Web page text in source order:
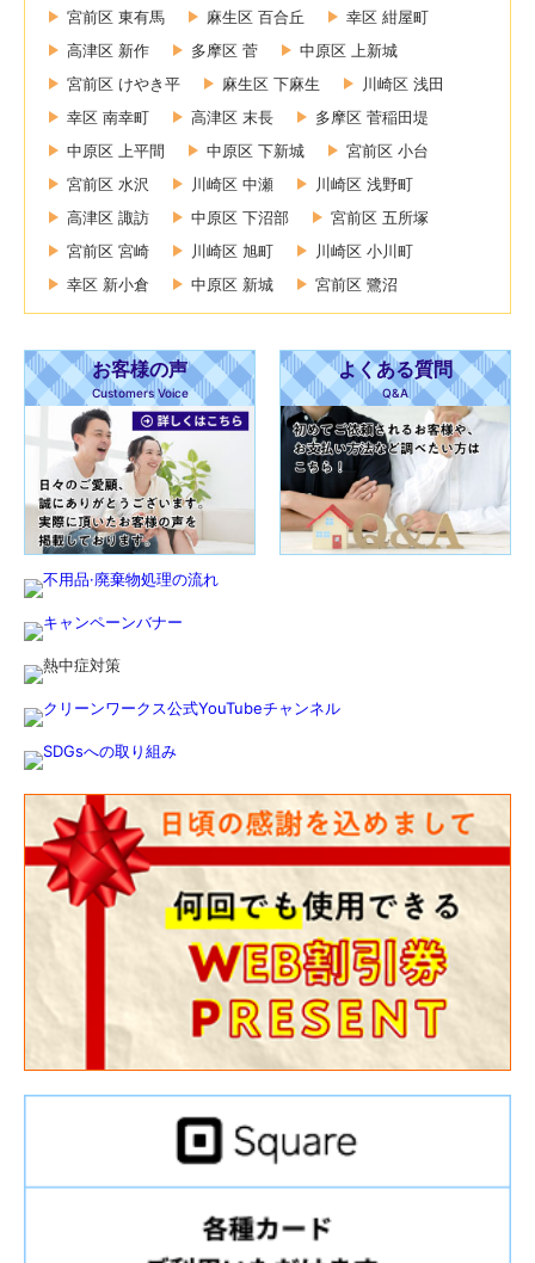
宮前区 東有馬
麻生区 百合丘
幸区 紺屋町
高津区 新作
多摩区 菅
中原区 上新城
宮前区 けやき平
麻生区 下麻生
川崎区 浅田
幸区 南幸町
高津区 末長
多摩区 菅稲田堤
中原区 上平間
中原区 下新城
宮前区 小台
宮前区 水沢
川崎区 中瀬
川崎区 浅野町
高津区 諏訪
中原区 下沼部
宮前区 五所塚
宮前区 宮崎
川崎区 旭町
川崎区 小川町
幸区 新小倉
中原区 新城 宮前区 鷺沼
お客様の声
Customers Voice
よくある質問
Q&A